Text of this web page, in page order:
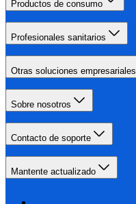
Productos de consumo
Profesionales sanitarios
Otras soluciones empresariales
Sobre nosotros
Contacto de soporte
Mantente actualizado